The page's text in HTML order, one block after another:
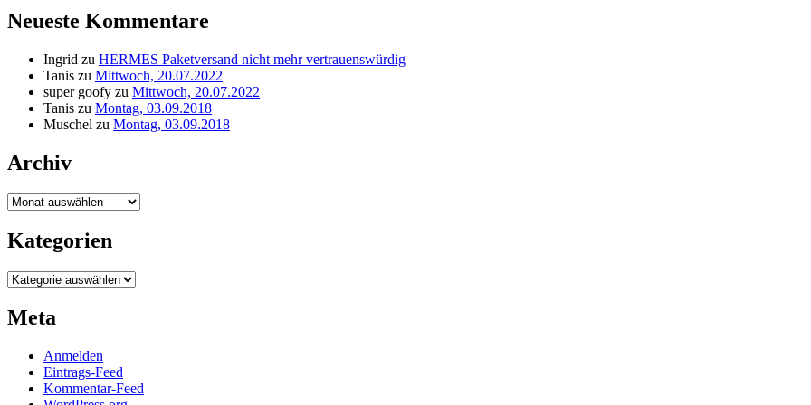
Neueste Kommentare
Ingrid zu HERMES Paketversand nicht mehr vertrauenswürdig
Tanis zu Mittwoch, 20.07.2022
super goofy zu Mittwoch, 20.07.2022
Tanis zu Montag, 03.09.2018
Muschel zu Montag, 03.09.2018
Archiv
Archiv
Kategorien
Kategorien
Meta
Anmelden
Eintrags-Feed
Kommentar-Feed